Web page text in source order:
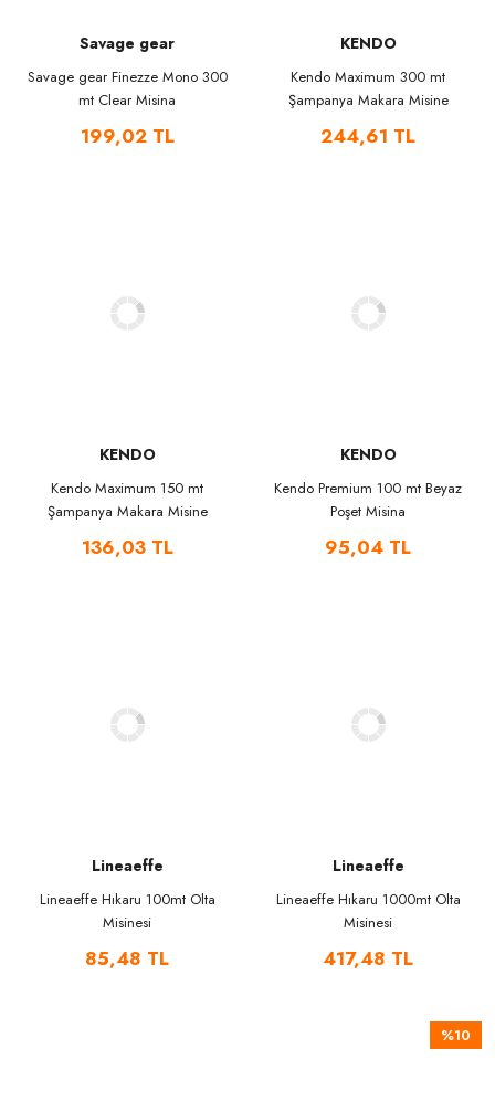
Savage gear
Savage gear Finezze Mono 300
mt Clear Misina
199,02 TL
KENDO
Kendo Maximum 300 mt
Şampanya Makara Misine
244,61 TL
KENDO
Kendo Maximum 150 mt
Şampanya Makara Misine
136,03 TL
KENDO
Kendo Premium 100 mt Beyaz
Poşet Misina
95,04 TL
Lineaeffe
Lineaeffe Hıkaru 100mt Olta
Misinesi
85,48 TL
Lineaeffe
Lineaeffe Hıkaru 1000mt Olta
Misinesi
417,48 TL
%10